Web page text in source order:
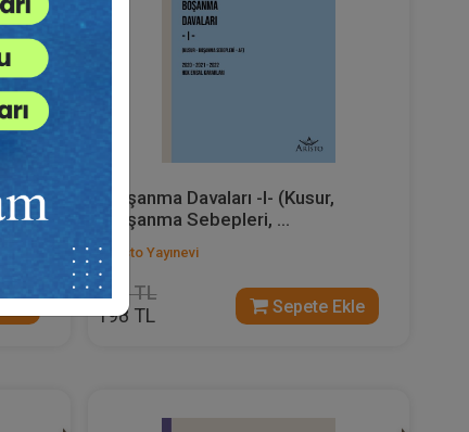
ve
Boşanma Davaları -I- (Kusur,
Boşanma Sebepleri, ...
Aristo Yayınevi
330 TL
198 TL Sepete Ekle